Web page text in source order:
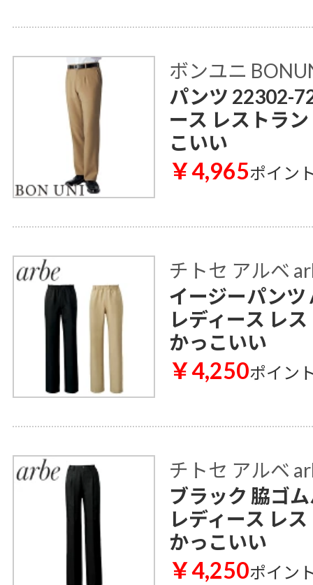
ボンユニ
パンツ 22302-
ース レストラ
こいい
￥4,965ポイン
チトセ アルベ
イージーパンツ
レディース レ
かっこいい
￥4,250ポイン
チトセ アルベ
ブラック 脇ゴ
レディース レ
かっこいい
￥4,250ポイン